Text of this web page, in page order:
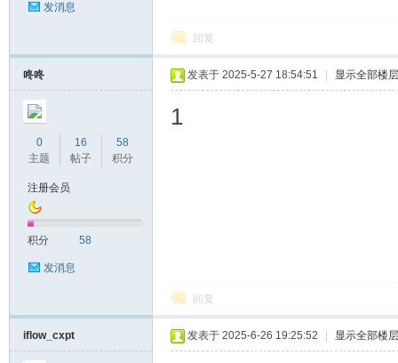
发消息
回复
咚咚
0
主题
16
帖子
58
积分
注册会员
积分 58
发消息
发表于 2025-5-27 18:54:51 显示全部楼层
1
回复
iflow_cxpt 发表于 2025-6-26 19:25:52 显示全部楼层